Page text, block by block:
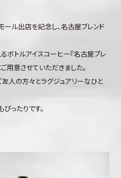
ール出店を記念し、名古屋ブレンド
ボトルアイスコーヒー『名古屋ブレ
用意させていただきました。
友人の方々とラグジュアリーなひと
ったりです。